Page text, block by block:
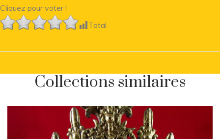
Cliquez pour voter !
Total
Collections similaires